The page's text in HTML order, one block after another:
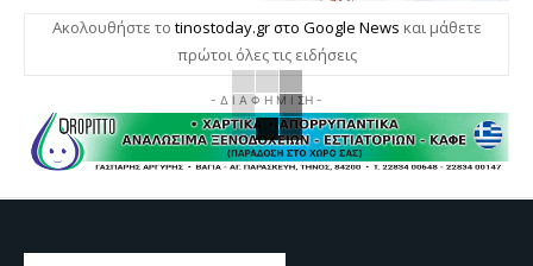
Ακολουθήστε το tinostoday.gr στο Google News και μάθετε
πρώτοι όλες τις ειδήσεις
- Δ Ι Α Φ Η Μ Ι ΣΗ -